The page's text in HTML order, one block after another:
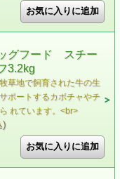
グフード スチー
3.2kg
草地で飼育された牛の生
ポートするカボチャやチ
れています。<br>
)